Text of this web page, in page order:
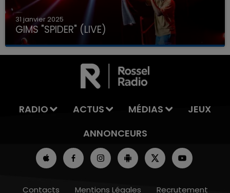
31 janvier 2025
GIMS "SPIDER" (LIVE)
RADIO ACTUS MÉDIAS
JEUX
ANNONCEURS
Contacts Mentions Légales Recrutement